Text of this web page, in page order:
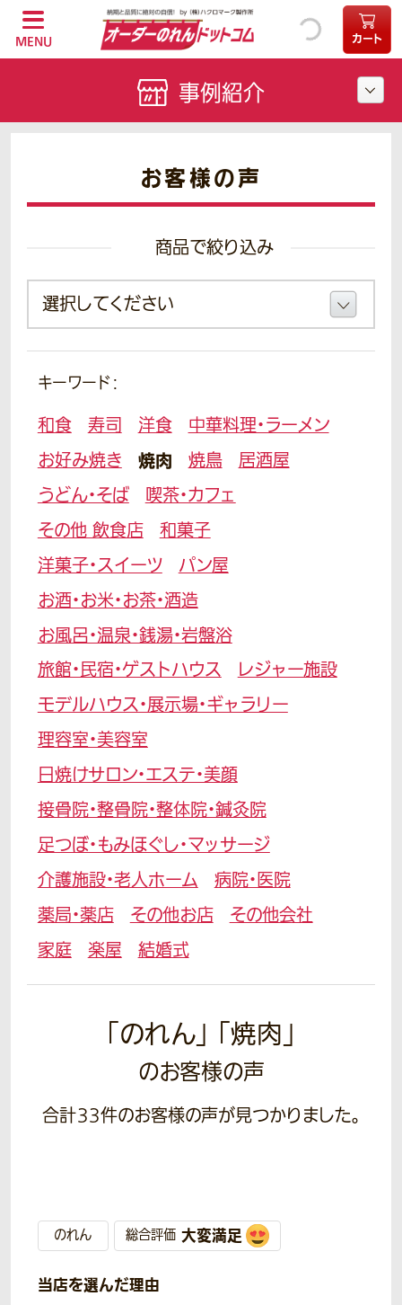
MENU カート
お客様の声
商品で絞り込み
キーワード：
和食 寿司 洋食
中華料理・ラーメン
お好み焼き
焼肉 焼鳥
居酒屋
うどん・そば
喫茶・カフェ
その他 飲食店
和菓子
洋菓子・スイーツ
パン屋
お酒・お米・お茶・酒造
お風呂・温泉・銭湯・岩盤浴
旅館・民宿・ゲストハウス
レジャー施設
モデルハウス・展示場・ギャラリー
理容室・美容室
日焼けサロン・エステ・美顔
接骨院・整骨院・整体院・鍼灸院
足つぼ・もみほぐし・マッサージ
介護施設・老人ホーム
病院・医院
薬局・薬店
その他お店
その他会社
家庭
楽屋 結婚式
「のれん」 「焼肉」
のお客様の声
合計33件のお客様の声が見つかりました。
のれん 総合評価 大変満足
当店を選んだ理由
事例紹介